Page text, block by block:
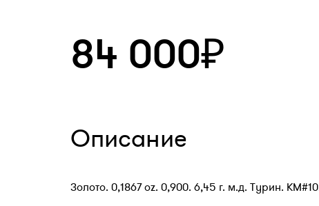
84 000₽
Описание
Золото. 0,1867 oz. 0,900. 6,45 г. м.д. Турин.